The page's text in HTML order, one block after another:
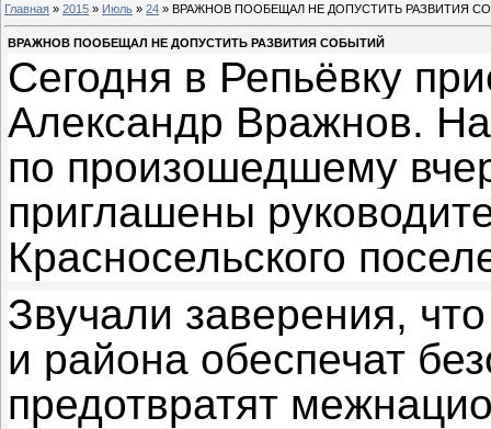
Главная » 2015 » Июль » 24 » ВРАЖНОВ ПООБЕЩАЛ НЕ ДОПУСТИТЬ РАЗВИТИЯ
ВРАЖНОВ ПООБЕЩАЛ НЕ ДОПУСТИТЬ РАЗВИТИЯ СОБЫТИЙ
Сегодня в Репьёвку
Александр Вражнов.
по произошедшему
приглашены
Красносельского
Звучали заверения,
и района обеспечат
предотвратят